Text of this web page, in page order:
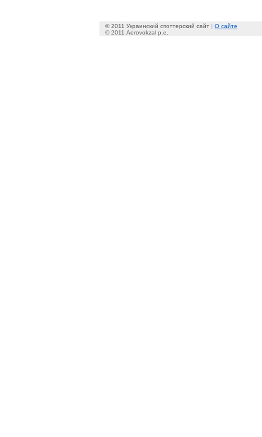
© 2011 Украинский споттерский сайт | О сайте
© 2011 Aerovokzal p.e.